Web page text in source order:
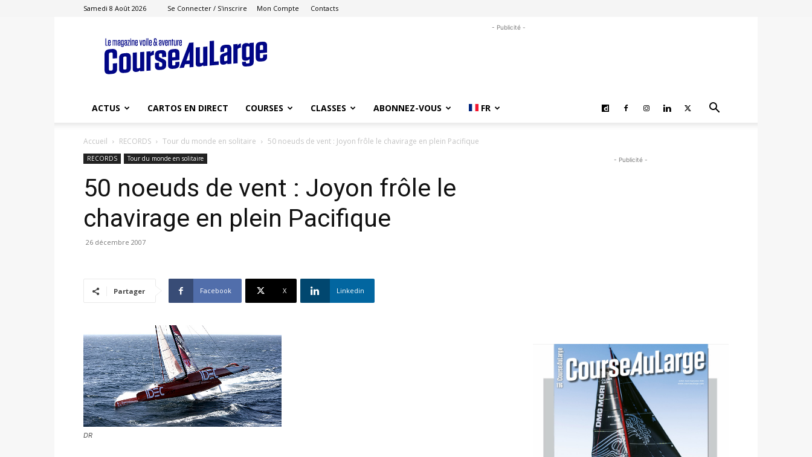
Samedi 8 Août 2026 Se Connecter / S'inscrire Mon Compte Contacts
Course
au
Large
- Publicité -
ACTUS CARTOS EN DIRECT COURSES CLASSES ABONNEZ-VOUS FR
Accueil RECORDS Tour du monde en solitaire 50 noeuds de vent : Joyon frôle le chavirage en plein Pacifique
RECORDS Tour du monde en solitaire
50 noeuds de vent : Joyon frôle le
chavirage en plein Pacifique
26 décembre 2007
Partager Facebook X Linkedin
DR
- Publicité -